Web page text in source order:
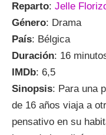
Reparto: Jelle
Género: Drama
País: Bélgica
Duración: 16
IMDb: 6,5
Sinopsis: Para una
de 16 años viaja a
pensativo en su